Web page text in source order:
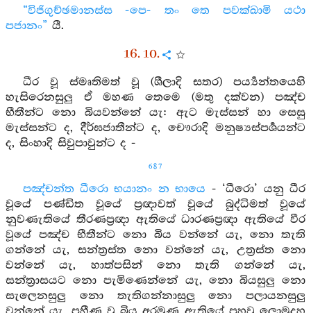
“විජිගුච්ඡමානස්ස -පෙ- තං තෙ පවක්ඛාමි යථා
පජානං” යී.
16. 10.
ධීර වූ ස්මෘතිමත් වූ (ශීලාදි සතර) පර්‍ය්‍යන්තයෙහි
හැසිරෙනසුලු ඒ මහණ තෙමෙ (මතු දක්වන) පඤ්ච
භීතීන්ට නො බියවන්නේ යැ: ඇට මැස්සන් හා සෙසු
මැස්සන්ට ද, දීර්ඝජාතීන්ට ද, චෞරාදි මනුෂ්‍යස්පර්‍ශයන්ට
ද, සිංහාදි සිවුපාවුන්ට ද -
687
පඤ්චන්ත ධීරො භයානං න භායෙ - ‘ධීරො’ යනු ධීර
වූයේ පණ්ඩිත වූයේ ප්‍රඥාවත් වූයේ බුද්ධිමත් වූයේ
නුවණැතියේ තීරණප්‍රඥා ඇතියේ ධාරණප්‍රඥා ඇතියේ වීර
වූයේ පඤ්ච භීතීන්ට නො බිය වන්නේ යැ, නො තැති
ගන්නේ යැ, සන්ත්‍රස්ත නො වන්නේ යැ, උත්‍රස්ත නො
වන්නේ යැ, හාත්පසින් නො තැති ගන්නේ යැ,
සන්ත්‍රාසයට නො පැමිණෙන්නේ යැ, නො බියසුලු නො
සැලෙනසුලු නො තැතිගන්නාසුලු නො පලායනසුලු